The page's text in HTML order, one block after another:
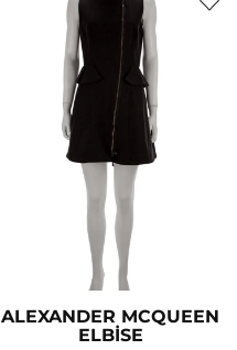
ALEXANDER MCQUEEN
ELBİSE